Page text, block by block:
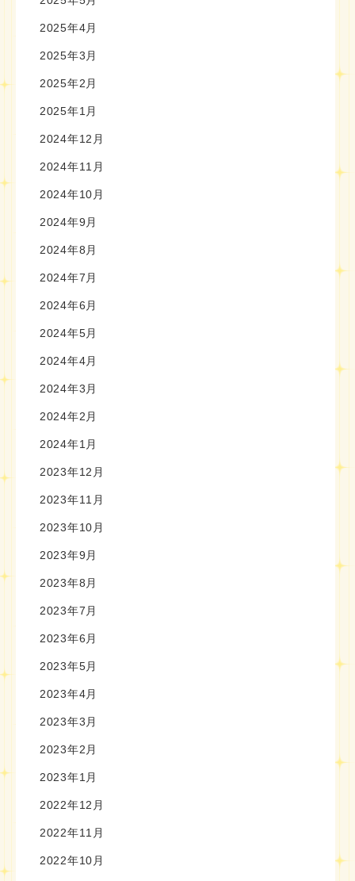
2025年4月
2025年3月
2025年2月
2025年1月
2024年12月
2024年11月
2024年10月
2024年9月
2024年8月
2024年7月
2024年6月
2024年5月
2024年4月
2024年3月
2024年2月
2024年1月
2023年12月
2023年11月
2023年10月
2023年9月
2023年8月
2023年7月
2023年6月
2023年5月
2023年4月
2023年3月
2023年2月
2023年1月
2022年12月
2022年11月
2022年10月